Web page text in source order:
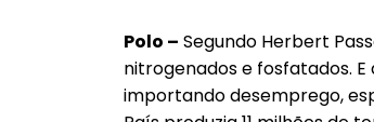
Polo – Segundo Herbert
nitrogenados e fosfatados. E
importando desemprego,